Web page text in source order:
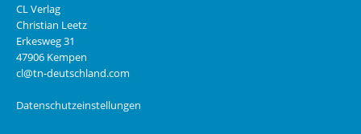
CL Verlag
Christian Leetz
Erkesweg 31
47906 Kempen
cl@tn-deutschland.com
Datenschutzeinstellungen